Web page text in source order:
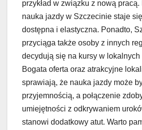
przykład w związku z nową
nauka jazdy w Szczecinie staje
dostępna i elastyczna. Ponadto,
przyciąga także osoby z innych
decydują się na kursy w lokalnych
Bogata oferta oraz atrakcyjne
sprawiają, że nauka jazdy może
przyjemnością, a połączenie
umiejętności z odkrywaniem
stanowi dodatkowy atut. Warto